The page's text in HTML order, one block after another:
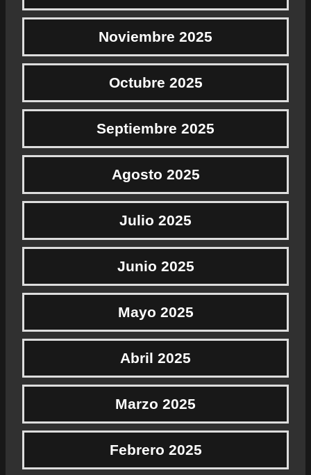
Noviembre 2025
Octubre 2025
Septiembre 2025
Agosto 2025
Julio 2025
Junio 2025
Mayo 2025
Abril 2025
Marzo 2025
Febrero 2025